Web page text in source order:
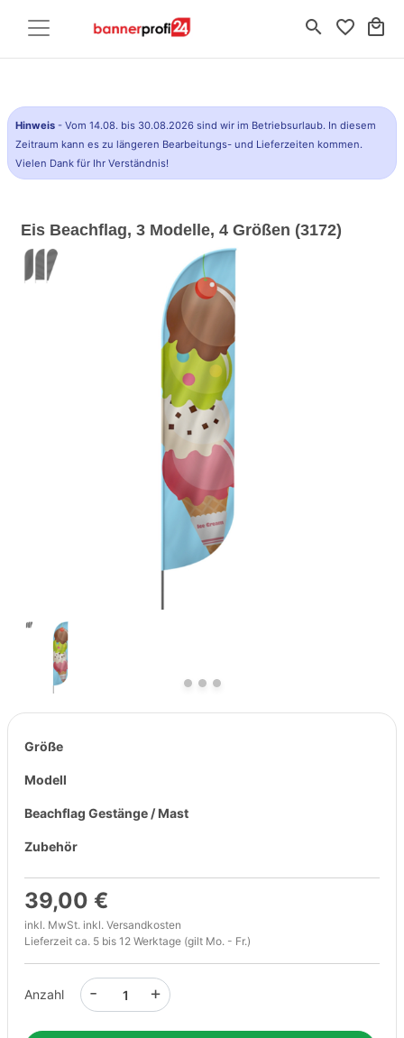
search favorite_border local_mall
Hinweis - Vom 14.08. bis 30.08.2026 sind wir im Betriebsurlaub. In diesem
Zeitraum kann es zu längeren Bearbeitungs- und Lieferzeiten kommen.
Vielen Dank für Ihr Verständnis!
Eis Beachflag, 3 Modelle, 4 Größen (3172)
Größe
Modell
Beachflag Gestänge / Mast
Zubehör
39,00 €
inkl. MwSt. inkl. Versandkosten
Lieferzeit ca. 5 bis 12 Werktage (gilt Mo. - Fr.)
Anzahl +
-